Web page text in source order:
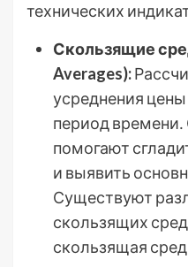
технических
Скользящие
Averages):
усреднения
период
помогают
и выявить
Существуют
скользящих
скользящая